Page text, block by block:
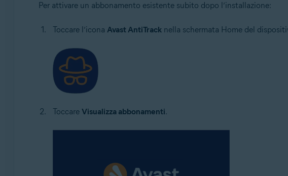
Per attivare un abbonamento esistente subito dopo l’installazione:
Toccare l’icona Avast AntiTracknella schermata Home del
Toccare Visualizza abbonamenti.